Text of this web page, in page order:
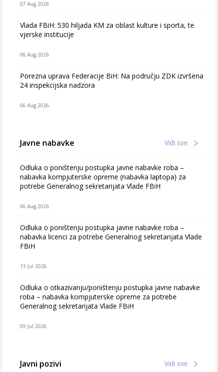
07 Aug 2026
Vlada FBiH: 530 hiljada KM za oblast kulture i sporta, te
vjerske institucije
06 Aug 2026
Porezna uprava Federacije BiH: Na području ZDK izvršena
24 inspekcijska nadzora
06 Aug 2026
Javne nabavke Vidi sve
Odluka o poništenju postupka javne nabavke roba –
nabavka kompjuterske opreme (nabavka laptopa) za
potrebe Generalnog sekretarijata Vlade FBiH
06 Aug 2026
Odluka o poništenju postupka javne nabavke roba –
nabavka licenci za potrebe Generalnog sekretarijata Vlade
FBiH
13 Jul 2026
Odluka o otkazivanju/poništenju postupka javne nabavke
roba – nabavka kompjuterske opreme za potrebe
Generalnog sekretarijata Vlade FBiH
09 Jul 2026
Javni pozivi Vidi sve